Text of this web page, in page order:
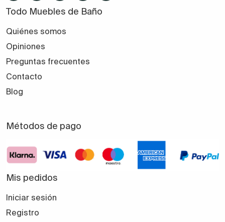
Todo Muebles de Baño
Quiénes somos
Opiniones
Preguntas frecuentes
Contacto
Blog
Métodos de pago
Mis pedidos
Iniciar sesión
Registro